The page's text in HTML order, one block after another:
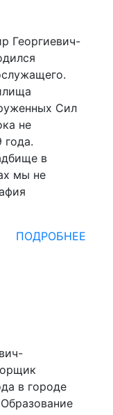
Сил
не
года.
в
мы не
ПОДРОБНЕЕ
в городе